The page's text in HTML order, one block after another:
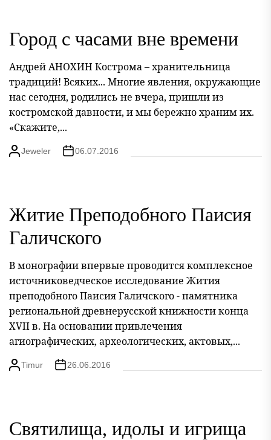
Город с часами вне времени
Андрей АНОХИН Кострома – хранительница
традиций! Всяких... Многие явления, окружающие
нас сегодня, родились не вчера, пришли из
костромской давности, и мы бережно храним их.
«Скажите,...
Jeweler 06.07.2016
Житие Преподобного Паисия
Галичского
В монографии впервые проводится комплексное
источниковедческое исследование Жития
преподобного Паисия Галичского - памятника
региональной древнерусской книжности конца
XVII в. На основании привлечения
агиографических, археологических, актовых,...
Timur 26.06.2016
Святилища, идолы и игрища